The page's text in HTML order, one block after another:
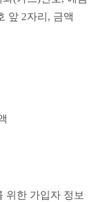
앞 2자리, 금액
위한 가입자 정보